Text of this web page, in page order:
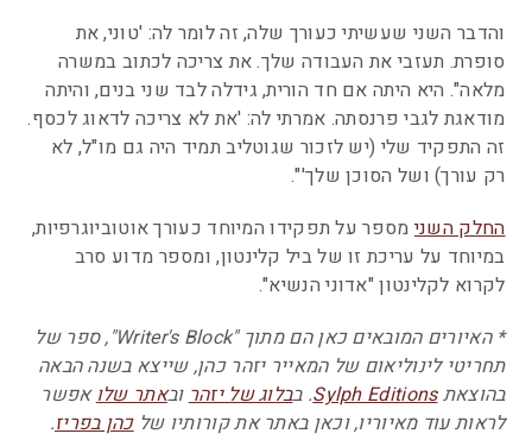
והדבר השני שעשיתי כעורך שלה, זה לומר לה: 'טוני, את
סופרת. תעזבי את העבודה שלך. את צריכה לכתוב במשרה
מלאה". היא היתה אם חד הורית, גידלה לבד שני בנים, והיתה
מודאגת לגבי פרנסתה. אמרתי לה: 'את לא צריכה לדאוג לכסף.
זה התפקיד שלי (יש לזכור שגוטליב תמיד היה גם מו"ל, לא
רק עורך) ושל הסוכן שלך'".
החלק השני מספר על תפקידו המיוחד כעורך אוטוביוגרפיות,
במיוחד על עריכת זו של ביל קלינטון, ומספר מדוע סרב
לקרוא לקלינטון "אדוני הנשיא".
* האיורים המובאים כאן הם מתוך "Writer's Block", ספר של
תחריטי לינוליאום של המאייר יזהר כהן, שייצא בשנה הבאה
בהוצאתSylph Editions. בבלוג של יזהרובאתר שלואפשר
לראות עוד מאיוריו, וכאן באתר את קורותיו שלכהן בפריז.